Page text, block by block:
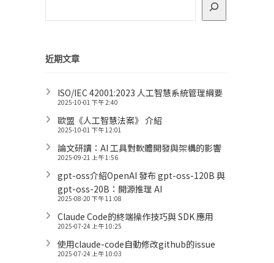
近期文章
ISO/IEC 42001:2023 人工智慧系統管理綱要
2025-10-01 下午 2:40
歐盟《人工智慧法案》 介紹
2025-10-01 下午 12:01
論文研讀：AI 工具對軟體開發與架構的影響
2025-09-21 上午 1:56
gpt-oss介紹OpenAI 發布 gpt-oss-120B 與
gpt-oss-20B：開源推理 AI
2025-08-20 下午 11:08
Claude Code的終端操作技巧與 SDK 應用
2025-07-24 上午 10:25
使用claude-code自動修改github的issue
2025-07-24 上午 10:03